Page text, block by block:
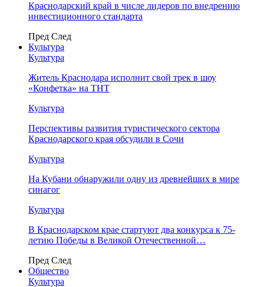
Краснодарский край в числе лидеров по внедрению
инвестиционного стандарта
Пред След
Культура
Культура
Житель Краснодара исполнит свой трек в шоу
«Конфетка» на ТНТ
Культура
Перспективы развития туристического сектора
Краснодарского края обсудили в Сочи
Культура
На Кубани обнаружили одну из древнейших в мире
синагог
Культура
В Краснодарском крае стартуют два конкурса к 75-
летию Победы в Великой Отечественной…
Пред След
Общество
Культура